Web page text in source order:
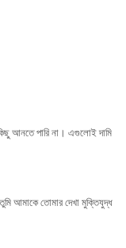
আনতে পারি না। এগুলোই দামি
আমাকে তোমার দেখা মুক্তিযুদ্ধ